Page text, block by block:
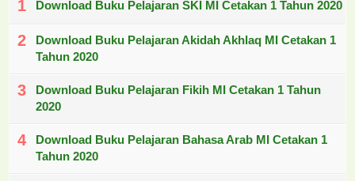
Download Buku Pelajaran SKI MI Cetakan 1 Tahun 2020
Download Buku Pelajaran Akidah Akhlaq MI Cetakan 1
Tahun 2020
Download Buku Pelajaran Fikih MI Cetakan 1 Tahun
2020
Download Buku Pelajaran Bahasa Arab MI Cetakan 1
Tahun 2020